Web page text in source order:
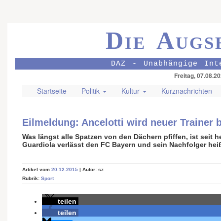
Die
DAZ - Unabhängige
Freitag,
Startseite Politik Kultur Kurznachrichten
Eilmeldung: Ancelotti wird neuer Trainer
Was längst alle Spatzen von den Dächern pfiffen, ist seit
Guardiola verlässt den FC Bayern und sein Nachfolger
Artikel vom 20.12.2015 | Autor: sz
Rubrik: Sport
teilen
teilen